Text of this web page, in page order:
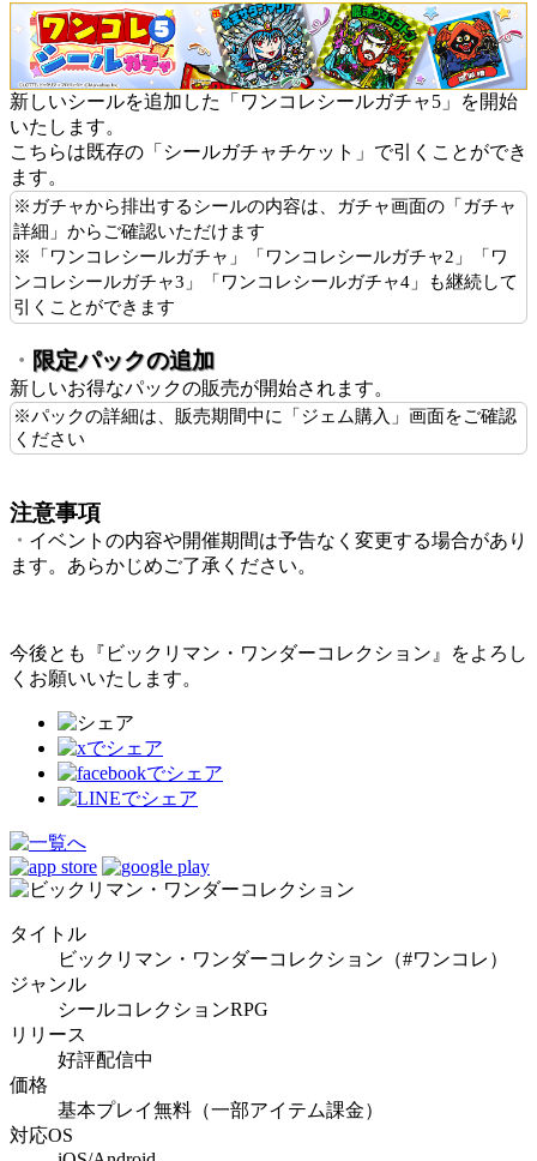
新しいシールを追加した「ワンコレシールガチャ5」を開始
いたします。
こちらは既存の「シールガチャチケット」で引くことができ
ます。
※ガチャから排出するシールの内容は、ガチャ画面の「ガチャ
詳細」からご確認いただけます
※「ワンコレシールガチャ」「ワンコレシールガチャ2」「ワ
ンコレシールガチャ3」「ワンコレシールガチャ4」も継続して
引くことができます
・ 限定パックの追加
新しいお得なパックの販売が開始されます。
※パックの詳細は、販売期間中に「ジェム購入」画面をご確認
ください
注意事項
・ イベントの内容や開催期間は予告なく変更する場合があり
ます。あらかじめご了承ください。
今後とも『ビックリマン・ワンダーコレクション』をよろし
くお願いいたします。
タイトル
ビックリマン・ワンダーコレクション（#ワンコレ）
ジャンル
シールコレクションRPG
リリース
好評配信中
価格
基本プレイ無料（一部アイテム課金）
対応OS